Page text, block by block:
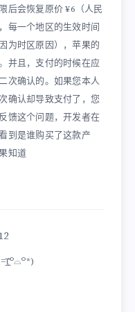
后会恢复原价 ¥6（人民
每一个地区的生效时间
为时区原因），苹果的
并且，支付的时候在应
次确认的。如果您本人
确认却导致支付了，您
馈这个问题，开发者在
到是谁购买了这款产
知道